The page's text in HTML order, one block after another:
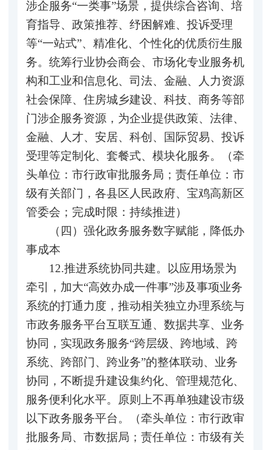
涉企服务“一类事”场景，提供综合咨询、培
育指导、政策推荐、纾困解难、投诉受理
等“一站式”、精准化、个性化的优质衍生服
务。统筹行业协会商会、市场化专业服务机
构和工业和信息化、司法、金融、人力资源
社会保障、住房城乡建设、科技、商务等部
门涉企服务资源，为企业提供政策、法律、
金融、人才、安居、科创、国际贸易、投诉
受理等定制化、套餐式、模块化服务。（牵
头单位：市行政审批服务局；责任单位：市
级有关部门，各县区人民政府、宝鸡高新区
管委会；完成时限：持续推进）
（四）强化政务服务数字赋能，降低办
事成本
12.推进系统协同共建。以应用场景为
牵引，加大“高效办成一件事”涉及事项业务
系统的打通力度，推动相关独立办理系统与
市政务服务平台互联互通、数据共享、业务
协同，实现政务服务“跨层级、跨地域、跨
系统、跨部门、跨业务”的整体联动、业务
协同，不断提升建设集约化、管理规范化、
服务便利化水平。原则上不再单独建设市级
以下政务服务平台。（牵头单位：市行政审
批服务局、市数据局；责任单位：市级有关